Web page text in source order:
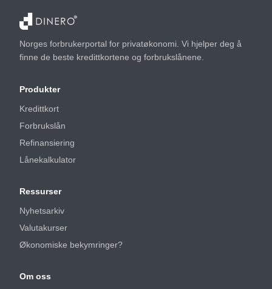
Norges forbrukerportal for privatøkonomi. Vi hjelper deg å
finne de beste kredittkortene og forbrukslånene.
Produkter
Kredittkort
Forbrukslån
Refinansiering
Lånekalkulator
Ressurser
Nyhetsarkiv
Valutakurser
Økonomiske bekymringer?
Om oss